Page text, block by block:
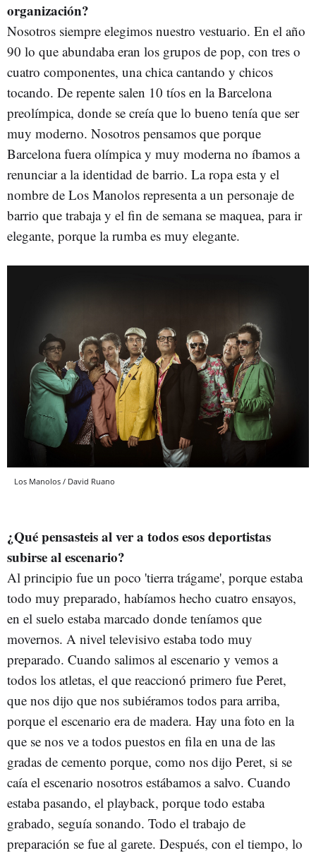
organización?
Nosotros siempre elegimos nuestro vestuario. En el año
90 lo que abundaba eran los grupos de pop, con tres o
cuatro componentes, una chica cantando y chicos
tocando. De repente salen 10 tíos en la Barcelona
preolímpica, donde se creía que lo bueno tenía que ser
muy moderno. Nosotros pensamos que porque
Barcelona fuera olímpica y muy moderna no íbamos a
renunciar a la identidad de barrio. La ropa esta y el
nombre de Los Manolos representa a un personaje de
barrio que trabaja y el fin de semana se maquea, para ir
elegante, porque la rumba es muy elegante.
Los Manolos / David Ruano
¿Qué pensasteis al ver a todos esos deportistas
subirse al escenario?
Al principio fue un poco 'tierra trágame', porque estaba
todo muy preparado, habíamos hecho cuatro ensayos,
en el suelo estaba marcado donde teníamos que
movernos. A nivel televisivo estaba todo muy
preparado. Cuando salimos al escenario y vemos a
todos los atletas, el que reaccionó primero fue Peret,
que nos dijo que nos subiéramos todos para arriba,
porque el escenario era de madera. Hay una foto en la
que se nos ve a todos puestos en fila en una de las
gradas de cemento porque, como nos dijo Peret, si se
caía el escenario nosotros estábamos a salvo. Cuando
estaba pasando, el playback, porque todo estaba
grabado, seguía sonando. Todo el trabajo de
preparación se fue al garete. Después, con el tiempo, lo